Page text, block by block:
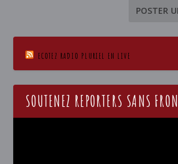
ECOTEZ RADIO PLURIEL EN LIVE
SOUTENEZ REPORTERS SANS